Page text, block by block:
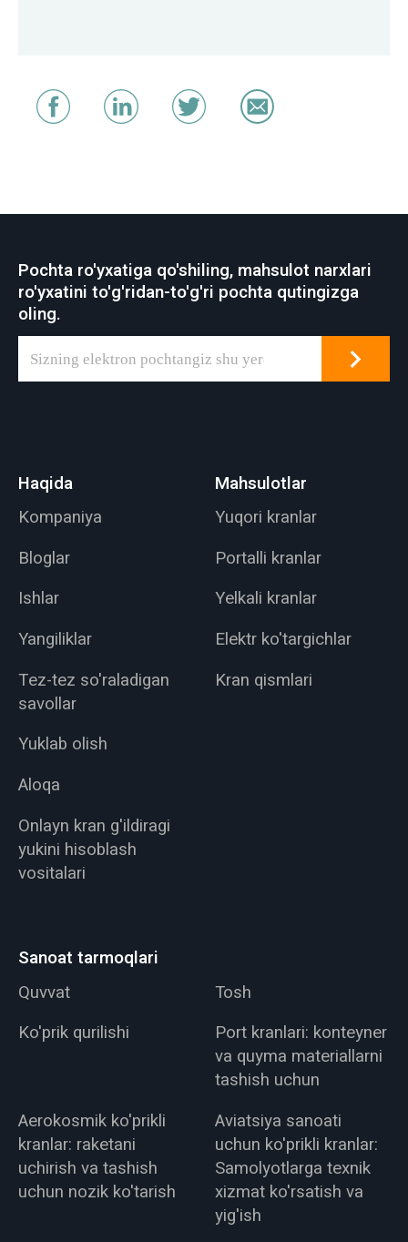
Pochta ro'yxatiga qo'shiling, mahsulot narxlari
ro'yxatini to'g'ridan-to'g'ri pochta qutingizga
oling.
Haqida
Kompaniya
Bloglar
Ishlar
Yangiliklar
Tez-tez so'raladigan
savollar
Yuklab olish
Aloqa
Onlayn kran g'ildiragi
yukini hisoblash
vositalari
Mahsulotlar
Yuqori kranlar
Portalli kranlar
Yelkali kranlar
Elektr ko'targichlar
Kran qismlari
Sanoat tarmoqlari
Quvvat
Tosh
Ko'prik qurilishi
Port kranlari: konteyner
va quyma materiallarni
tashish uchun
Aerokosmik ko'prikli
kranlar: raketani
uchirish va tashish
uchun nozik ko'tarish
Aviatsiya sanoati
uchun ko'prikli kranlar:
Samolyotlarga texnik
xizmat ko'rsatish va
yig'ish